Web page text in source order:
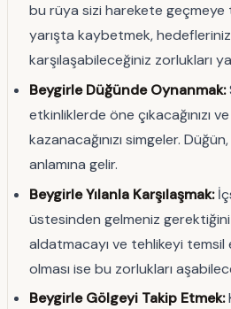
bu rüya sizi harekete geçmeye
yarışta kaybetmek,
karşılaşabileceğiniz zorlukları
Beygirle Düğünde Oynanmak:
etkinliklerde öne çıkacağınızı
kazanacağınızı simgeler.
anlamına gelir.
Beygirle Yılanla Karşılaşmak:
üstesinden gelmeniz gerektiğini
aldatmacayı ve tehlikeyi temsil
olması ise bu zorlukları
Beygirle Gölgeyi Takip Etmek: